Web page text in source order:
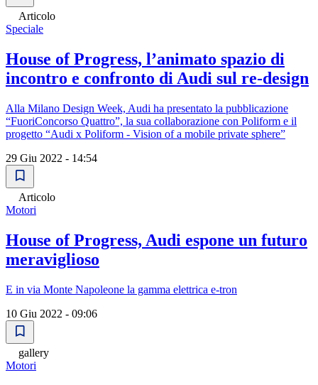
Articolo
Speciale
House of Progress, l’animato spazio di
incontro e confronto di Audi sul re-design
Alla Milano Design Week, Audi ha presentato la pubblicazione
“FuoriConcorso Quattro”, la sua collaborazione con Poliform e il
progetto “Audi x Poliform - Vision of a mobile private sphere”
29 Giu 2022 - 14:54
Articolo
Motori
House of Progress, Audi espone un futuro
meraviglioso
E in via Monte Napoleone la gamma elettrica e-tron
10 Giu 2022 - 09:06
gallery
Motori